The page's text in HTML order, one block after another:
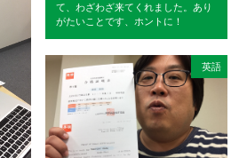
て、わざわざ来てくれました。あり
がたいことです、ホントに！
英語